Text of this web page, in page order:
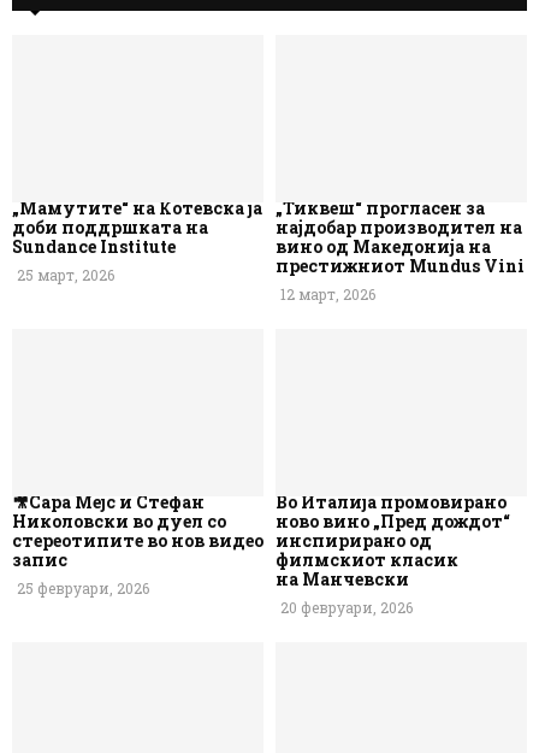
„Мамутите“ на Котевска ја
доби поддршката на
Sundance Institute
25 март, 2026
„Тиквеш“ прогласен за
најдобар производител на
вино од Македонија на
престижниот Mundus Vini
12 март, 2026
🎥Сара Мејс и Стефан
Николовски во дуел со
стереотипите во нов видео
запис
25 февруари, 2026
Во Италија промовирано
ново вино „Пред дождот“
инспирирано од
филмскиот класик
на Манчевски
20 февруари, 2026